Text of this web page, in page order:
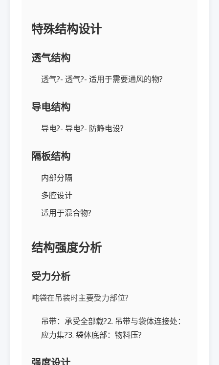
特殊结构设计
透气结构
透气?- 透气?- 适用于需要通风的物?
导电结构
导电?- 导电?- 防静电设?
隔板结构
内部分隔
多腔设计
适用于混合物?
结构强度分析
受力分析
吨袋在吊装时主要受力部位?
吊带：承受全部载?2. 吊带与袋体连接处：
应力集?3. 袋体底部：物料压?